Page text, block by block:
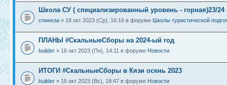
Школа СУ ( специализированный уровень - горная)23/24
спиноза » 18 окт 2023 (Ср), 16:16 в форуме Школы туристической
ПЛАНЫ #СкальныеСборы на 2024-ый год
builder » 16 окт 2023 (Пн), 14:11 в форуме Новости
ИТОГИ #СкальныеСборы в Кязи осень 2023
builder » 15 окт 2023 (Вс), 18:47 в форуме Новости